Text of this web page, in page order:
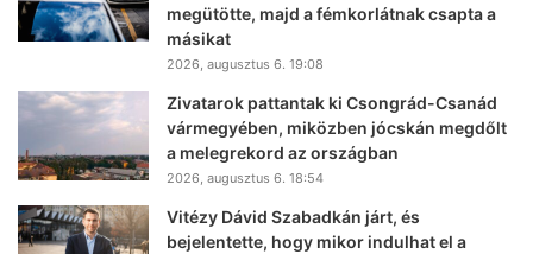
megütötte, majd a fémkorlátnak csapta a
másikat
2026, augusztus 6. 19:08
Zivatarok pattantak ki Csongrád-Csanád
vármegyében, miközben jócskán megdőlt
a melegrekord az országban
2026, augusztus 6. 18:54
Vitézy Dávid Szabadkán járt, és
bejelentette, hogy mikor indulhat el a